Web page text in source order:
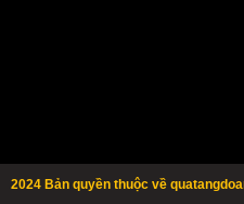
2024 Bản quyền thuộc về